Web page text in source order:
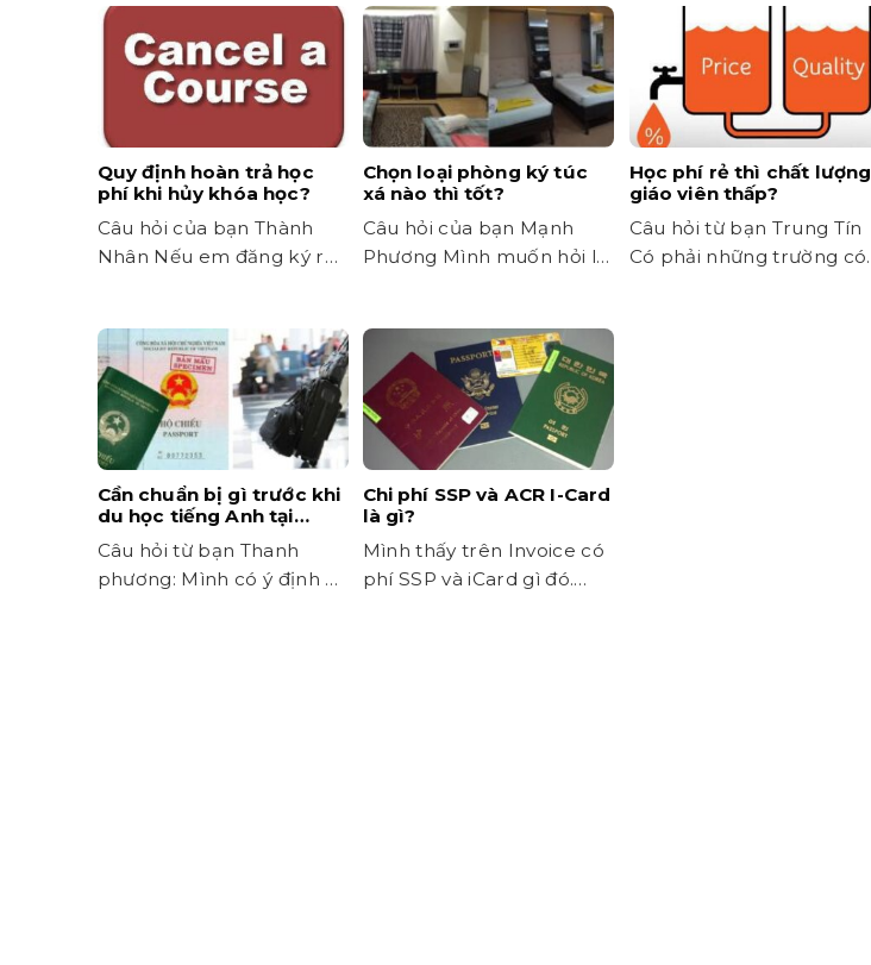
Quy định hoàn trả học
phí khi hủy khóa học?
Câu hỏi của bạn Thành
Nhân Nếu em đăng ký rồi
Chọn loại phòng ký túc
xá nào thì tốt?
Câu hỏi của bạn Mạnh
Phương Mình muốn hỏi là
Học phí rẻ thì chất lượng
giáo viên thấp?
Câu hỏi từ bạn Trung Tín
Có phải những trường có
Cần chuẩn bị gì trước khi
du học tiếng Anh tại
Câu hỏi từ bạn Thanh
phương: Mình có ý định đi
Chi phí SSP và ACR I-Card
là gì?
Mình thấy trên Invoice có
phí SSP và iCard gì đó.